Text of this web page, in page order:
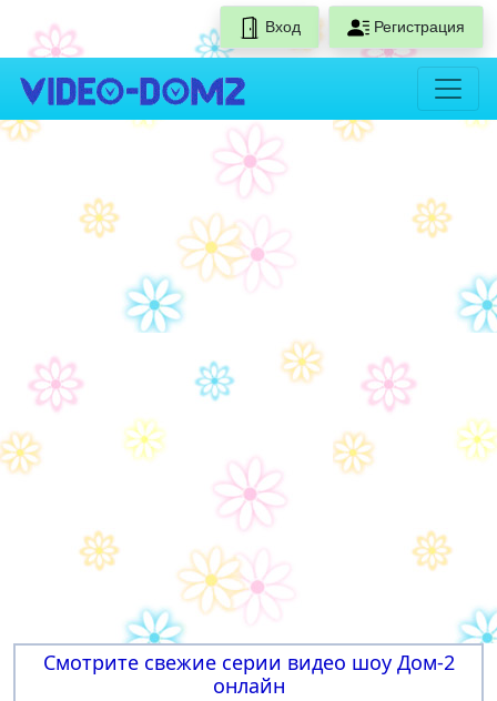
Вход Регистрация
Смотрите свежие серии видео шоу Дом-2
онлайн